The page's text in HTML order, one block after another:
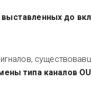
до
типа каналов